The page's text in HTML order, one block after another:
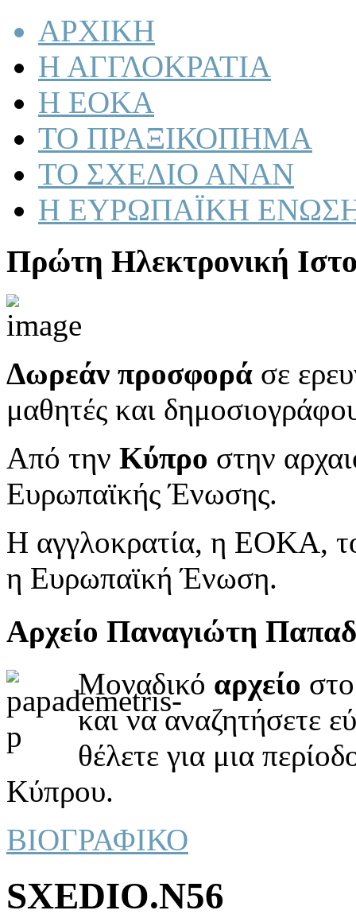
ΑΡΧΙΚΗ
Η ΑΓΓΛΟΚΡΑΤΙΑ
Η ΕΟΚΑ
ΤΟ ΠΡΑΞΙΚΟΠΗΜΑ
ΤΟ ΣΧΕΔΙΟ ΑΝΑΝ
Η ΕΥΡΩΠΑΪΚΗ
Πρώτη Ηλεκτρονική
Δωρεάν προσφορά σε
μαθητές και
Από την Κύπρο στην
Ευρωπαϊκής Ένωσης.
Η αγγλοκρατία, η ΕΟΚΑ,
η Ευρωπαϊκή Ένωση.
Αρχείο Παναγιώτη
Μοναδικό αρχείο
και να αναζητήσετε
θέλετε για μια
Κύπρου.
ΒΙΟΓΡΑΦΙΚΟ
SXEDIO.N56